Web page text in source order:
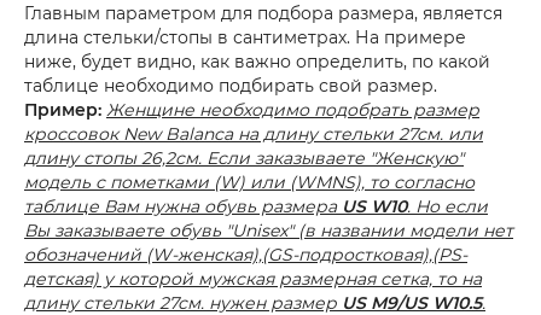
Главным параметром для подбора размера, является
длина стельки/стопы в сантиметрах. На примере
ниже, будет видно, как важно определить, по какой
таблице необходимо подбирать свой размер.
Пример: Женщине необходимо подобрать размер
кроссовок New Balanca на длину стельки 27см. или
длину стопы 26,2см. Если заказываете "Женскую"
модель с пометками (W) или (WMNS), то согласно
таблице Вам нужна обувь размера US W10. Но если
Вы заказываете обувь "Unisex" (в названии модели нет
обозначений (W-женская),(GS-подростковая),(PS-
детская) у которой мужская размерная сетка, то на
длину стельки 27см. нужен размер US M9/US W10.5.